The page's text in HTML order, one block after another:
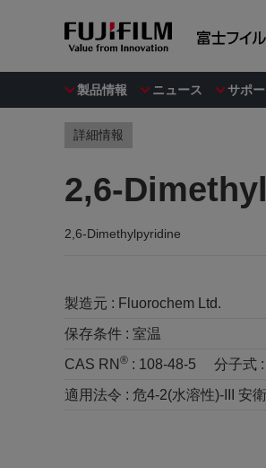
製品情報 ニュース サポー
詳細情報
2,6-
2,6-Dimethylpyridine
製造元 : Fluorochem Ltd.
保存条件 : 室温
CAS RN ® : 108-48-5 分子式 :
適用法令 : 危4-2(水溶性)-III 安